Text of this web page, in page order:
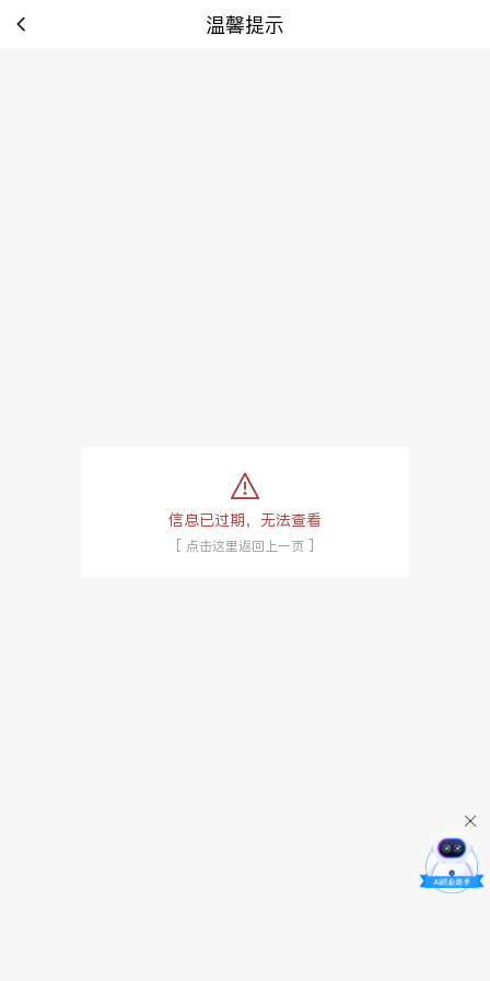
温馨提示
tip:
信息已过期，无法查看
[ 点击这里返回上一页 ]